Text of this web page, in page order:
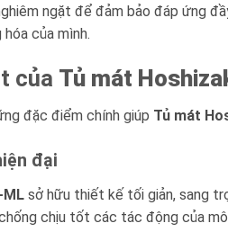
ngặt để đảm bảo đáp ứng
của mình.
của Tủ mát
đặc điểm chính giúp Tủ mát
đại
ML sở hữu thiết kế tối giản, sang
chịu tốt các tác động của